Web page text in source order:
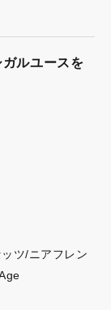
ルユースを
ツ/ニアフレン